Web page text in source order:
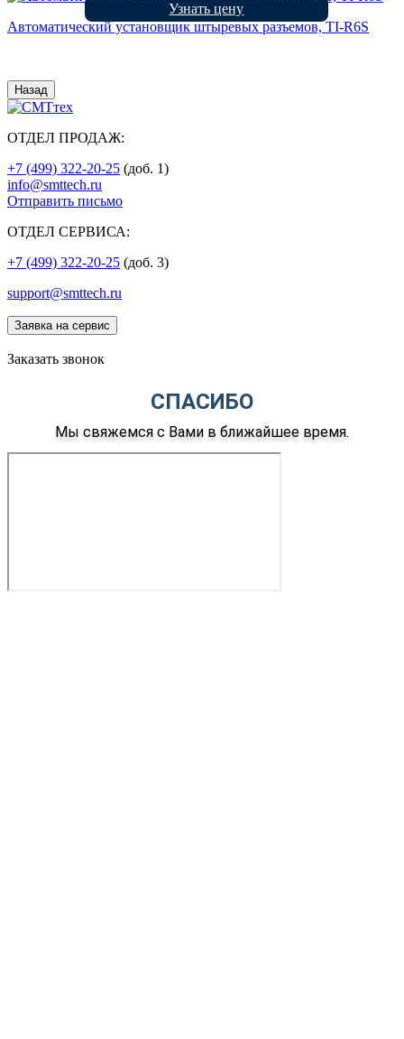
Автоматический установщик штыревых разъемов, TI-R6S
Узнать цену
Назад
ОТДЕЛ ПРОДАЖ:
+7 (499) 322-20-25 (доб. 1)
info@smttech.ru
Отправить письмо
ОТДЕЛ СЕРВИСА:
+7 (499) 322-20-25 (доб. 3)
support@smttech.ru
Заявка на сервис
Заказать звонок
СПАСИБО
Мы свяжемся с Вами в ближайшее время.